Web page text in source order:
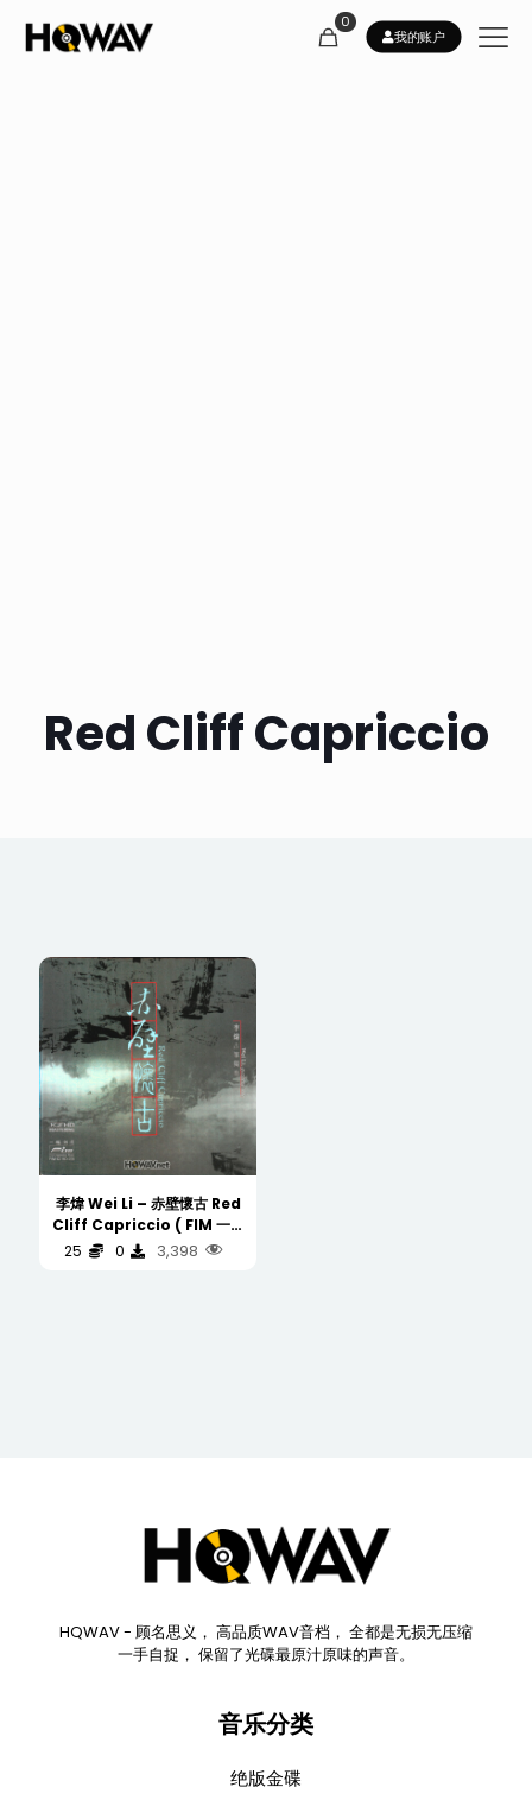
0
我的账户
Red Cliff Capriccio
李煒 Wei Li – 赤壁懷古 Red
Cliff Capriccio ( FIM 一聽
鐘情 K2HD )
25 0 3,398
HQWAV - 顾名思义， 高品质WAV音档， 全都是无损无压缩
一手自捉， 保留了光碟最原汁原味的声音。
音乐分类
绝版金碟